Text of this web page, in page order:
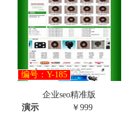
编号：Y-185
企业seo精准版
演示
￥999